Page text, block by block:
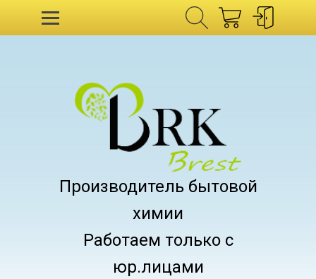
Производитель бытовой
химии
Работаем только с
юр.лицами